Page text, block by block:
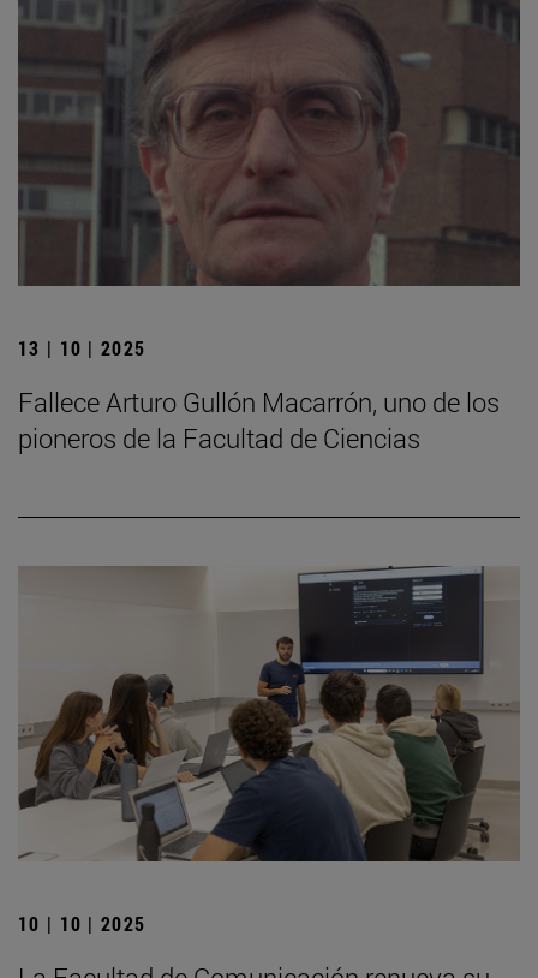
13 | 10 | 2025
Fallece Arturo Gullón Macarrón, uno de los
pioneros de la Facultad de Ciencias
10 | 10 | 2025